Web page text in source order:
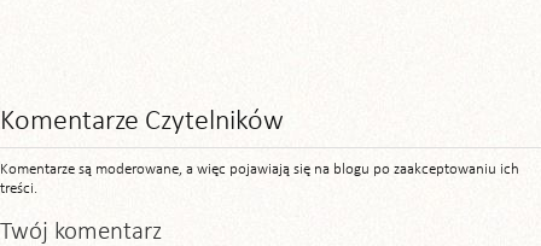
Komentarze Czytelników
Komentarze są moderowane, a więc pojawiają się na blogu po zaakceptowaniu ich
treści.
Twój komentarz